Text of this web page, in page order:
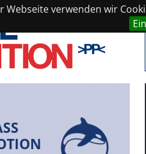
Webseite verwenden wir